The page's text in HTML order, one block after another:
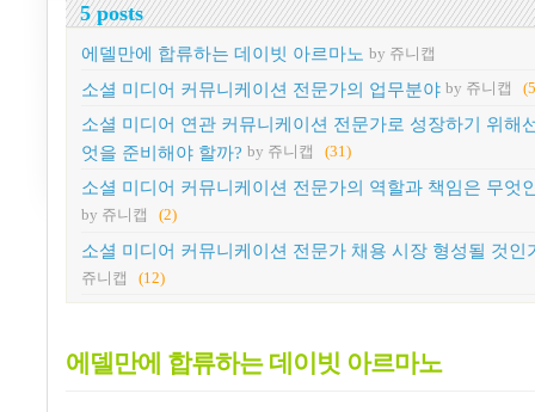
5 posts
에델만에 합류하는 데이빗 아르마노 by 쥬니캡
소셜 미디어 커뮤니케이션 전문가의 업무분야 by 쥬니캡
소셜 미디어 연관 커뮤니케이션 전문가로 성장하기 위해
엇을 준비해야 할까? by 쥬니캡 (31)
소셜 미디어 커뮤니케이션 전문가의 역할과 책임은 무엇
by 쥬니캡 (2)
소셜 미디어 커뮤니케이션 전문가 채용 시장 형성될 것인
쥬니캡
(12)
에델만에 합류하는 데이빗 아르마노